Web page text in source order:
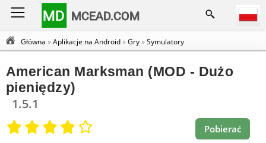
MD MCEAD.COM
Główna »Aplikacje na Android»Gry»Symulatory
American Marksman (MOD - Dużo
pieniędzy)
1.5.1
Pobierać